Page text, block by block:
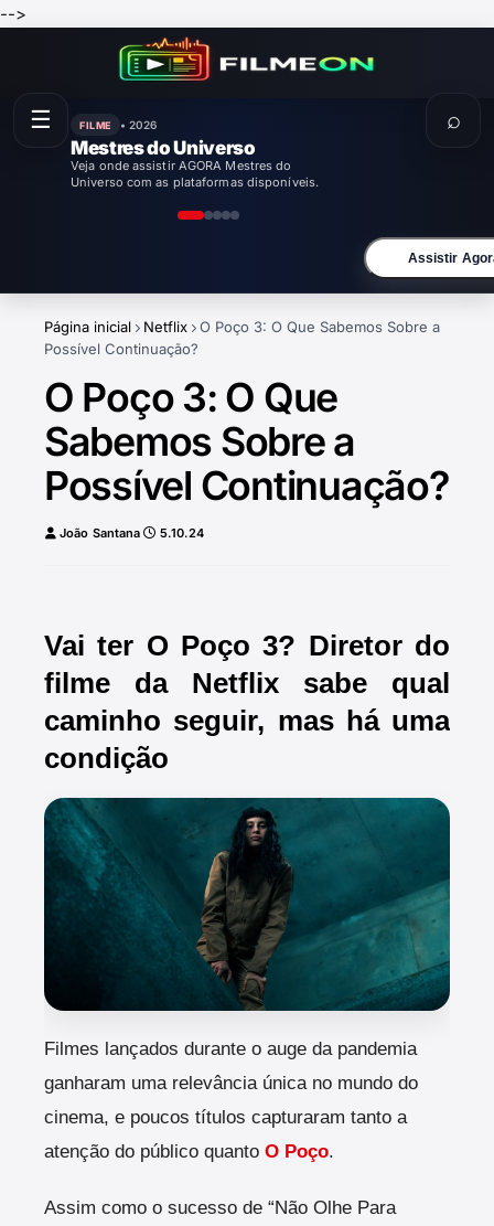
-->
FILME • 2026
Mestres do Universo
Veja onde assistir AGORA Mestres do
Universo com as plataformas disponíveis.
Assistir
Página inicial Netflix
O Poço 3: O Que Sabemos Sobre a
Possível Continuação?
O Poço 3: O Que
Sabemos Sobre a
Possível Continuação?
João Santana 5.10.24
Vai ter O Poço 3? Diretor do
filme da Netflix sabe qual
caminho seguir, mas há uma
condição
Filmes lançados durante o auge da pandemia
ganharam uma relevância única no mundo do
cinema, e poucos títulos capturaram tanto a
atenção do público quanto O Poço.
Assim como o sucesso de “Não Olhe Para
☰ ⌕